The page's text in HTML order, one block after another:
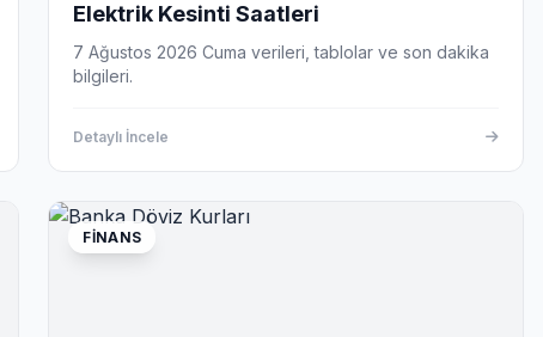
Elektrik Kesinti Saatleri
7 Ağustos 2026 Cuma verileri, tablolar ve son dakika
bilgileri.
Detaylı İncele
FINANS